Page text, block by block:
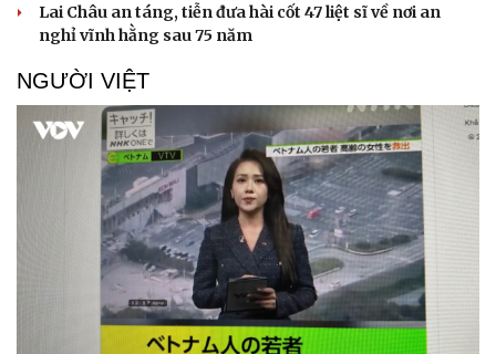
Dinh dưỡng - món ngon
Sản phụ khoa
Làm đẹp - giảm cân
Phòng mạch online
Ăn sạch sống khỏe
Đời sống
Nhà đẹp
Blog
Tình yêu - Gia đình
Lai Châu an táng, tiễn đưa hài cốt 47 liệt sĩ về nơi an
nghỉ vĩnh hằng sau 75 năm
NGƯỜI VIỆT